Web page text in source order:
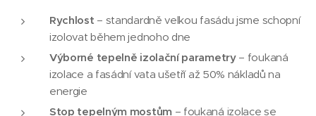
Rychlost – standardně velkou fasádu jsme schopní
izolovat během jednoho dne
Výborné tepelně izolační parametry– foukaná
izolace a fasádní vata ušetří až 50% nákladů na
energie
Stop tepelným mostům– foukaná izolace se